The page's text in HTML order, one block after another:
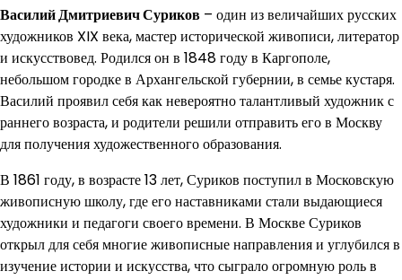
Василий Дмитриевич Суриков – один из величайших русских
художников XIX века, мастер исторической живописи, литератор
и искусствовед. Родился он в 1848 году в Каргополе,
небольшом городке в Архангельской губернии, в семье кустаря.
Василий проявил себя как невероятно талантливый художник с
раннего возраста, и родители решили отправить его в Москву
для получения художественного образования.
В 1861 году, в возрасте 13 лет, Суриков поступил в Московскую
живописную школу, где его наставниками стали выдающиеся
художники и педагоги своего времени. В Москве Суриков
открыл для себя многие живописные направления и углубился в
изучение истории и искусства, что сыграло огромную роль в